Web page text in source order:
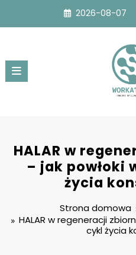
treści
2026-08-07
HALAR w
– jak powłoki
życia
Strona domowa
HALAR w regeneracji
cykl życia